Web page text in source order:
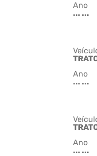
Ano
... ...
Ano
... ...
Ano
... ...